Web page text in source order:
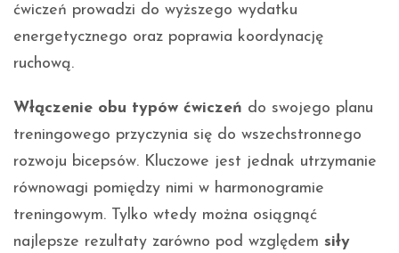
ćwiczeń prowadzi do wyższego wydatku
energetycznego oraz poprawia koordynację
ruchową.
Włączenie obu typów ćwiczeń do swojego planu
treningowego przyczynia się do wszechstronnego
rozwoju bicepsów. Kluczowe jest jednak utrzymanie
równowagi pomiędzy nimi w harmonogramie
treningowym. Tylko wtedy można osiągnąć
najlepsze rezultaty zarówno pod względem siły